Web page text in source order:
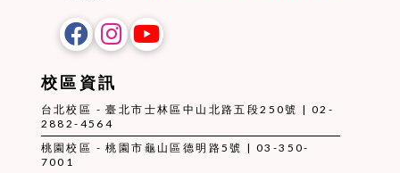
校區資訊
台北校區 - 臺北市士林區中山北路五段250號 | 02-
2882-4564
桃園校區 - 桃園市龜山區德明路5號 | 03-350-
7001